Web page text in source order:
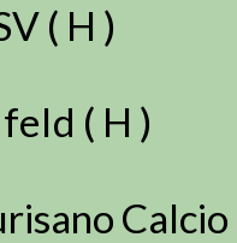
( H )
( H )
Calcio